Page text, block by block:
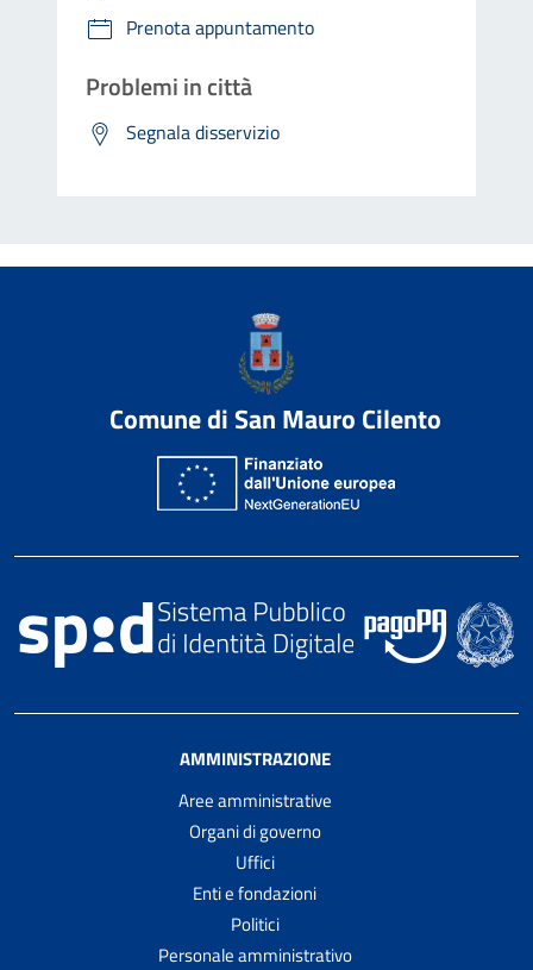
Prenota appuntamento
Problemi in città
Segnala disservizio
Comune di San Mauro Cilento
AMMINISTRAZIONE
Aree amministrative
Organi di governo
Uffici
Enti e fondazioni
Politici
Personale amministrativo